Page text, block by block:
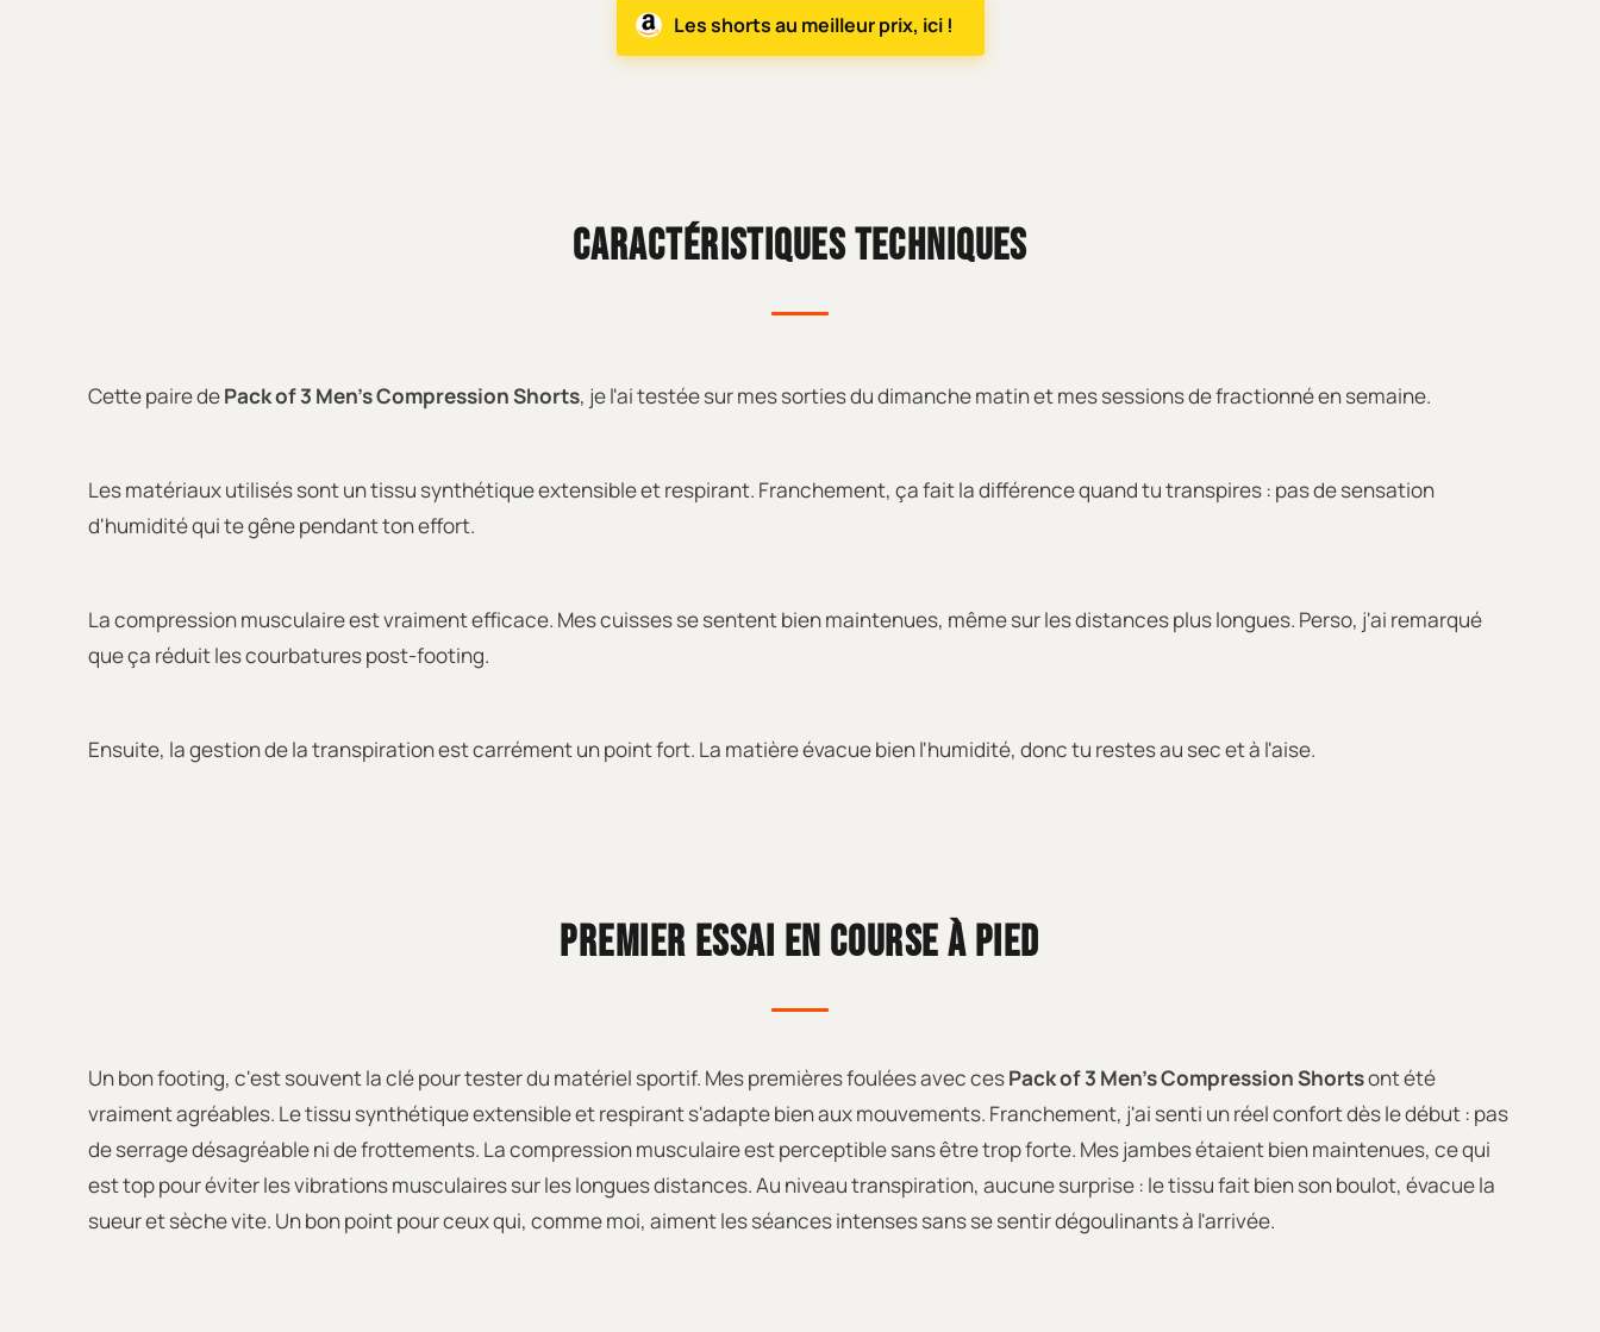
Les shorts au meilleur prix, ici !
CARACTÉRISTIQUES TECHNIQUES
Cette paire dePack of 3 Men's Compression Shorts, je l'ai testée sur mes sorties du dimanche matin et mes sessions de fractionné en semaine.
Les matériaux utilisés sont un tissu synthétique extensible et respirant. Franchement, ça fait la différence quand tu transpires : pas de sensation
d'humidité qui te gêne pendant ton effort.
La compression musculaire est vraiment efficace. Mes cuisses se sentent bien maintenues, même sur les distances plus longues. Perso, j'ai remarqué
que ça réduit les courbatures post-footing.
Ensuite, la gestion de la transpiration est carrément un point fort. La matière évacue bien l'humidité, donc tu restes au sec et à l'aise.
PREMIER ESSAI EN COURSE À PIED
Un bon footing, c'est souvent la clé pour tester du matériel sportif. Mes premières foulées avec cesPack of 3 Men's Compression Shortsont été
vraiment agréables. Le tissu synthétique extensible et respirant s'adapte bien aux mouvements. Franchement, j'ai senti un réel confort dès le début : pas
de serrage désagréable ni de frottements. La compression musculaire est perceptible sans être trop forte. Mes jambes étaient bien maintenues, ce qui
est top pour éviter les vibrations musculaires sur les longues distances. Au niveau transpiration, aucune surprise : le tissu fait bien son boulot, évacue la
sueur et sèche vite. Un bon point pour ceux qui, comme moi, aiment les séances intenses sans se sentir dégoulinants à l'arrivée.